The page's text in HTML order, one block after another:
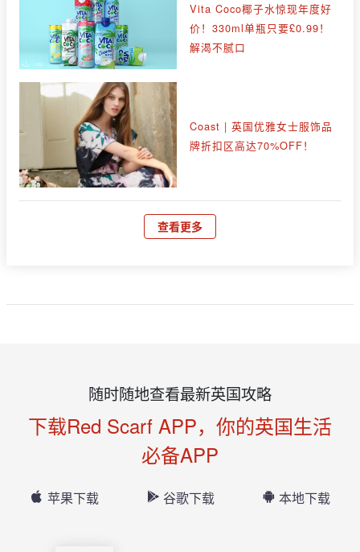
Vita Coco椰子水惊现年度好
价！330ml单瓶只要£0.99！
解渴不腻口
Coast | 英国优雅女士服饰品
牌折扣区高达70%OFF！
查看更多
随时随地查看最新英国攻略
下载Red Scarf APP，你的英国生活
必备APP
苹果下载 谷歌下载 本地下载